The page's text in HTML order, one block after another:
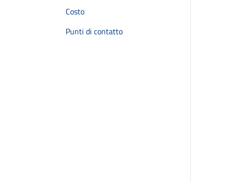
Costo
Punti di contatto